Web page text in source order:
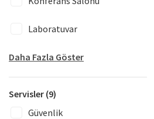
Laboratuvar
Daha Fazla Göster
Servisler (9)
Güvenlik